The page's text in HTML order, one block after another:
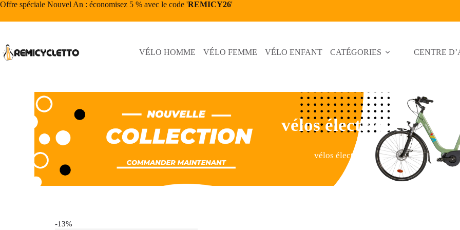
Offre spéciale Nouvel An : économisez 5 % avec le code 'REMICY26'
VÉLO HOMME VÉLO FEMME VÉLO ENFANT CATÉGORIES CENTRE
vélos électriques
vélos électriques
-13%